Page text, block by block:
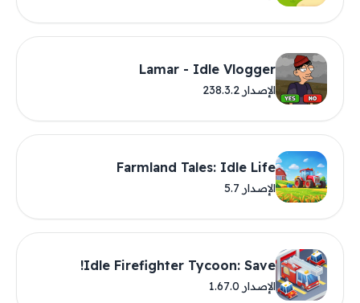
Lamar - Idle Vlogger
الإصدار 238.3.2
Farmland Tales: Idle Life
الإصدار 5.7
Idle Firefighter Tycoon: Save!
الإصدار 1.67.0